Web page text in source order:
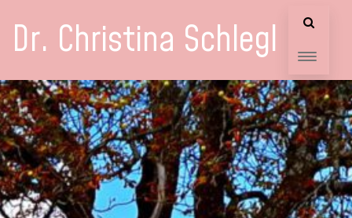
Dr. Christina Schlegl